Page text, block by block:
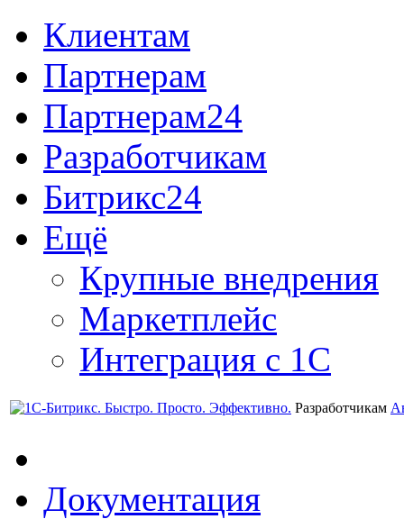
Клиентам
Партнерам
Партнерам24
Разработчикам
Битрикс24
Ещё
Крупные внедрения
Маркетплейс
Интеграция с 1С
Разработчикам
Документация